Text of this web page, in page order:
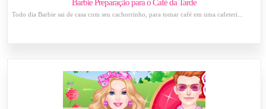
Barbie Preparação para o Café da Tarde
Todo dia Barbie sai de casa com seu cachorrinho, para tomar café em uma cafeteri...